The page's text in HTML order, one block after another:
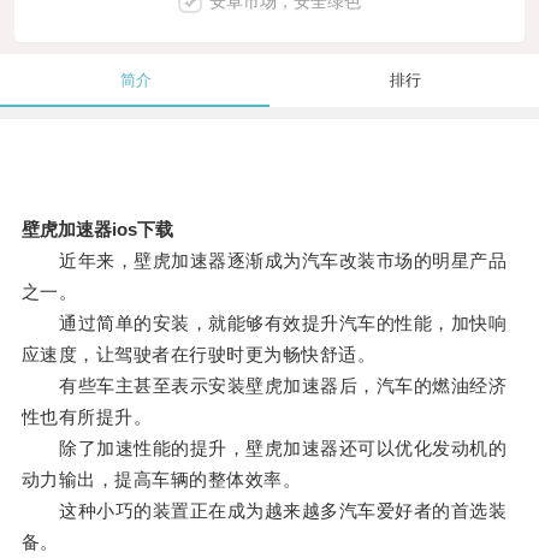
简介 排行
壁虎加速器ios下载
近年来，壁虎加速器逐渐成为汽车改装市场的明星产品
之一。
通过简单的安装，就能够有效提升汽车的性能，加快响
应速度，让驾驶者在行驶时更为畅快舒适。
有些车主甚至表示安装壁虎加速器后，汽车的燃油经济
性也有所提升。
除了加速性能的提升，壁虎加速器还可以优化发动机的
动力输出，提高车辆的整体效率。
这种小巧的装置正在成为越来越多汽车爱好者的首选装
备。